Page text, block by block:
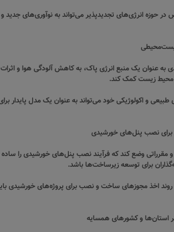
حوزه انرژی‌های تجدیدپذیر می‌تواند به نوآوری‌های جدید
به عنوان یک منبع انرژی پاک، به کاهش آلودگی هوا و
زیست کمک کند.
طبیعی و اکولوژیکی خود می‌تواند به عنوان یک مدل پایدار
مقرراتی وضع کند که فرآیند نصب پنل‌های خورشیدی را
برای توسعه زیرساخت‌ها باشد.
اخذ مجوزهای ساخت و نصب برای پروژه‌های خورشیدی